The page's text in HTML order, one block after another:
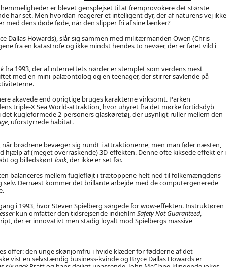
er blevet gensplejset til at fremprovokere det største
har set. Men hvordan reagerer et intelligent dyr, der af naturens vej ikke
med dens døde føde, når den slipper fri af sine lænker?
Dallas Howards), slår sig sammen med militærmanden Owen (Chris
fra en katastrofe og ikke mindst hendes to nevøer, der er faret vild i
fra 1993, der af internettets nørder er stemplet som verdens mest
med en mini-palæontolog og en teenager, der stirrer savlende på
akavede end oprigtige bruges karakterne virksomt. Parken
triple-X Sea World-attraktion, hvor uhyret fra det mørke fortidsdyb
kugleformede 2-personers glaskøretøj, der usynligt ruller mellem den
, uforstyrrede habitat.
når brødrene bevæger sig rundt i attraktionerne, men man føler næsten,
af (meget overraskende) 3D-effekten. Denne ofte kiksede effekt er i
og billedskøntlook, der ikke er set før.
balanceres mellem fuglefløjt i trætoppene helt ned til folkemængdens
Dernæst kommer det brillante arbejde med de computergenerede
i 1993, hvor Steven Spielberg sørgede for wow-effekten. Instruktøren
kun omfatter den tidsrejsende indiefilm Safety Not Guaranteed,
der er innovativt men stadig loyalt mod Spielbergs massive
offer: den unge skønjomfru i hvide klæder for fødderne af det
vist en selvstændig business-kvinde og Bryce Dallas Howards er